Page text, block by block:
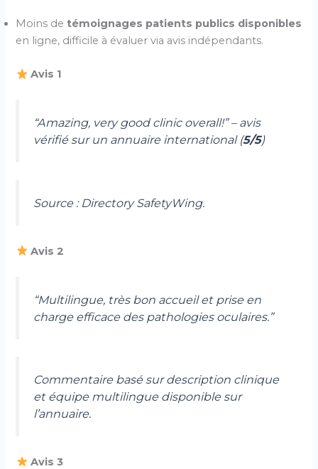
Moins detémoignages patients publics disponibles
en ligne, difficile à évaluer via avis indépendants.
Avis 1
“Amazing, very good clinic overall!”– avis
vérifié sur un annuaire international (5/5)
Source : Directory SafetyWing.
Avis 2
“Multilingue, très bon accueil et prise en
charge efficace des pathologies oculaires.”
Commentaire basé sur description clinique
et équipe multilingue disponible sur
l’annuaire.
Avis 3